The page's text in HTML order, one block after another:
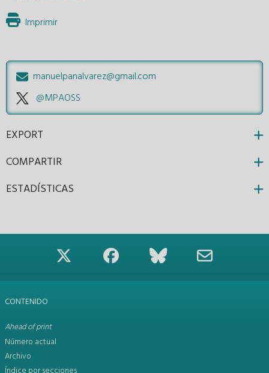
Imprimir
manuelpanalvarez@gmail.com
@MPAOSS
EXPORT
COMPARTIR
ESTADÍSTICAS
CONTENIDO
Ahead of print
Número actual
Archivo